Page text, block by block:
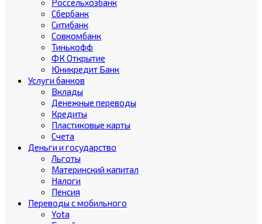
Россельхозбанк
Сбербанк
Ситибанк
Совкомбанк
Тинькофф
ФК Открытие
Юникредит Банк
Услуги банков
Вклады
Денежные переводы
Кредиты
Пластиковые карты
Счета
Деньги и государство
Льготы
Материнский капитал
Налоги
Пенсия
Переводы с мобильного
Yota